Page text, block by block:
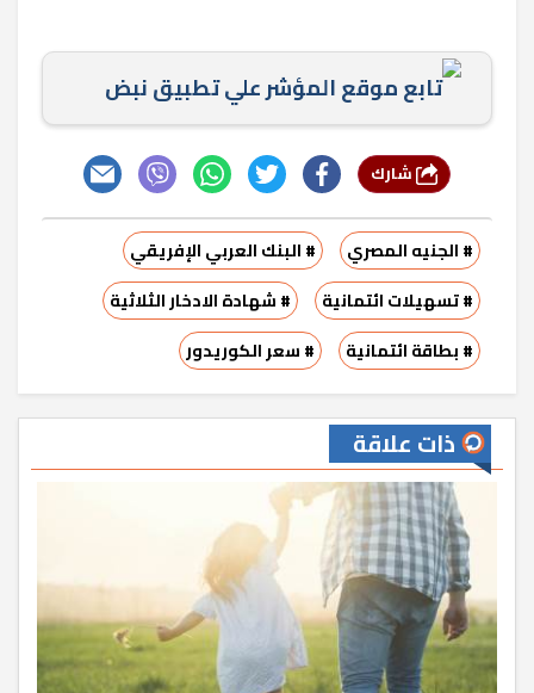
تابع موقع المؤشر علي تطبيق نبض
# الجنيه المصري
# البنك العربي الإفريقي
# تسهيلات ائتمانية
# شهادة الادخار الثلاثية
# بطاقة ائتمانية
# سعر الكوريدور
ذات علاقة